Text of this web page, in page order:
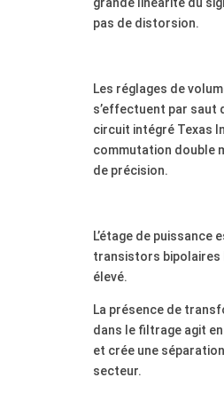
pas de distorsion.
Les réglages de
s’effectuent par saut
circuit intégré Texas
commutation double
de précision.
L’étage de puissance
transistors bipolaires
élevé.
La présence de
dans le filtrage agit
et crée une
secteur.